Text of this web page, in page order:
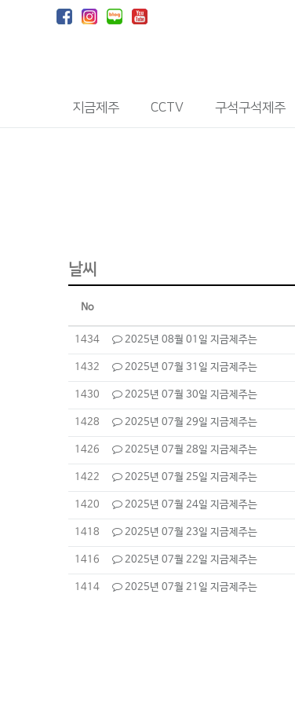
지금제주 CCTV 구석구석제주
날씨
No
1434 2025년 08월 01일 지금제주는
1432 2025년 07월 31일 지금제주는
1430 2025년 07월 30일 지금제주는
1428 2025년 07월 29일 지금제주는
1426 2025년 07월 28일 지금제주는
1422 2025년 07월 25일 지금제주는
1420 2025년 07월 24일 지금제주는
1418 2025년 07월 23일 지금제주는
1416 2025년 07월 22일 지금제주는
1414 2025년 07월 21일 지금제주는